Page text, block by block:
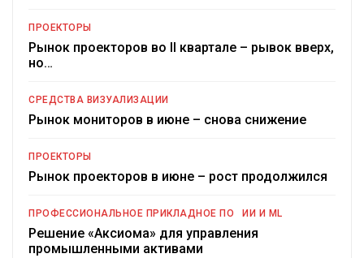
ПРОЕКТОРЫ
Рынок проекторов во II квартале – рывок вверх,
но…
СРЕДСТВА ВИЗУАЛИЗАЦИИ
Рынок мониторов в июне – снова снижение
ПРОЕКТОРЫ
Рынок проекторов в июне – рост продолжился
ПРОФЕССИОНАЛЬНОЕ ПРИКЛАДНОЕ ПО ИИ И ML
Решение «Аксиома» для управления
промышленными активами